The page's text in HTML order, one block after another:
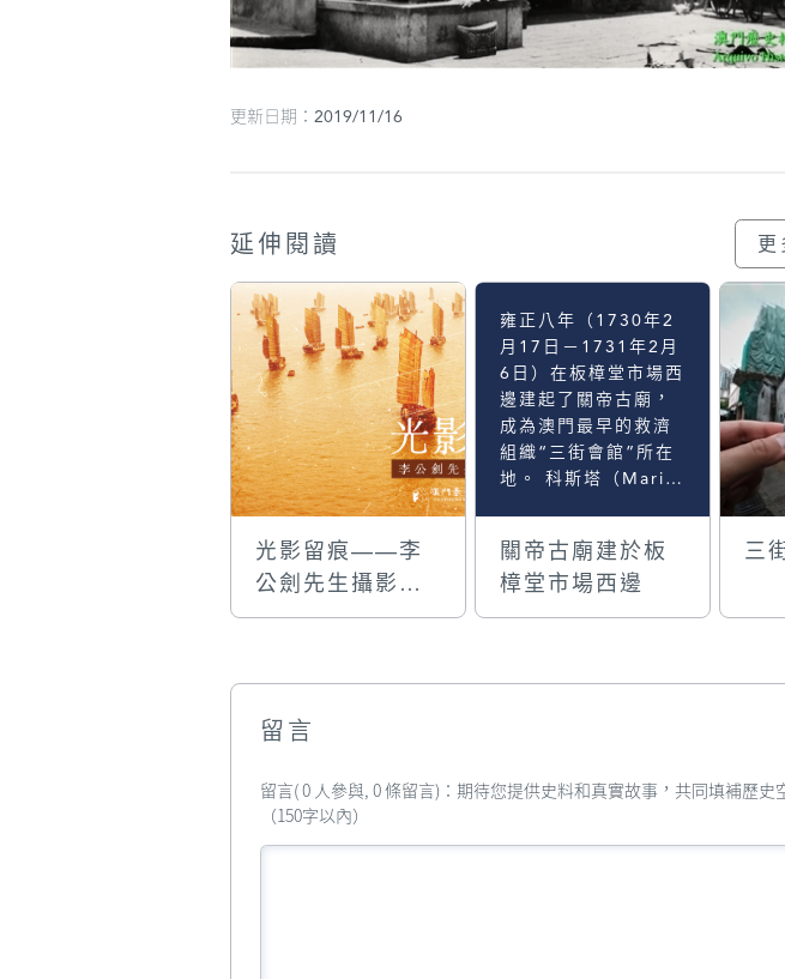
更新日期：2019/11/16
延伸閱讀 更
光影留痕——李
公劍先生攝影作
品展
雍正八年（1730年2
月17日－1731年2月
6日）在板樟堂市場西
邊建起了關帝古廟，
成為澳門最早的救濟
組織“三街會館”所在
地。 科斯塔（Maria
Costa）：《澳門建
築史》，載《文化雜
古廟的鼎建時間，不
廟宇碑刻鐘銘輯錄研
稱，關帝古廟之鼎建
關帝古廟建於板
樟堂市場西邊
三
留言
留言( 0 人參與, 0 條留言)：期待您提供史料和真實故事，共同填補歷史
（150字以內）